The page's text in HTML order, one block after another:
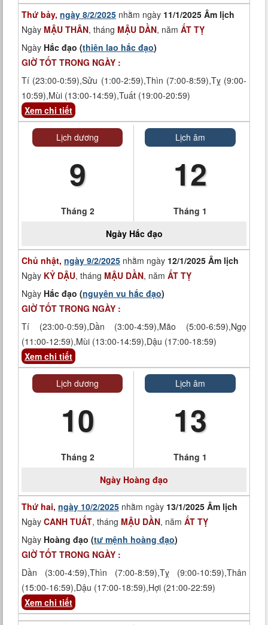
Thứ bảy, ngày 8/2/2025 nhằm ngày 11/1/2025 Âm lịch
Ngày MẬU THÂN, tháng MẬU DẦN, năm ẤT TỴ
Ngày Hắc đạo (thiên lao hắc đạo)
GIỜ TỐT TRONG NGÀY :
Tí (23:00-0:59),Sửu (1:00-2:59),Thìn (7:00-8:59),Tỵ (9:00-
10:59),Mùi (13:00-14:59),Tuất (19:00-20:59)
Xem chi tiết
Lịch dương
9
Tháng 2
Lịch âm
12
Tháng 1
Ngày Hắc đạo
Chủ nhật, ngày 9/2/2025 nhằm ngày 12/1/2025 Âm lịch
Ngày KỶ DẬU, tháng MẬU DẦN, năm ẤT TỴ
Ngày Hắc đạo (nguyên vu hắc đạo)
GIỜ TỐT TRONG NGÀY :
Tí (23:00-0:59),Dần (3:00-4:59),Mão (5:00-6:59),Ngọ
(11:00-12:59),Mùi (13:00-14:59),Dậu (17:00-18:59)
Xem chi tiết
Lịch dương
10
Tháng 2
Lịch âm
13
Tháng 1
Ngày Hoàng đạo
Thứ hai, ngày 10/2/2025 nhằm ngày 13/1/2025 Âm lịch
Ngày CANH TUẤT, tháng MẬU DẦN, năm ẤT TỴ
Ngày Hoàng đạo (tư mệnh hoàng đạo)
GIỜ TỐT TRONG NGÀY :
Dần (3:00-4:59),Thìn (7:00-8:59),Tỵ (9:00-10:59),Thân
(15:00-16:59),Dậu (17:00-18:59),Hợi (21:00-22:59)
Xem chi tiết